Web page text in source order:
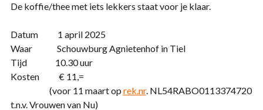
De koffie/thee met iets lekkers staat voor je klaar.
Datum 1 april 2025
Waar Schouwburg Agnietenhof in Tiel
Tijd 10.30 uur
Kosten € 11,=
(voor 11 maart op rek.nr. NL54RABO0113374720
t.n.v. Vrouwen van Nu)